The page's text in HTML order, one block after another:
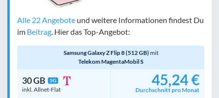
Alle 22 Angebote und weitere Informationen findest Du
im Beitrag. Hier das Top-Angebot:
Samsung Galaxy Z Flip 8 (512 GB) mit
Telekom MagentaMobil S
30 GB 5G
inkl. Allnet-Flat
45,24 €
Durchschnitt pro Monat